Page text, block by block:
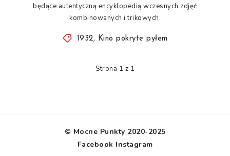
będące autentyczną encyklopedią wczesnych zdjęć
kombinowanych i trikowych.
1932, Kino pokryte pyłem
Strona 1 z 1
© Mocne Punkty 2020-2025
Facebook Instagram